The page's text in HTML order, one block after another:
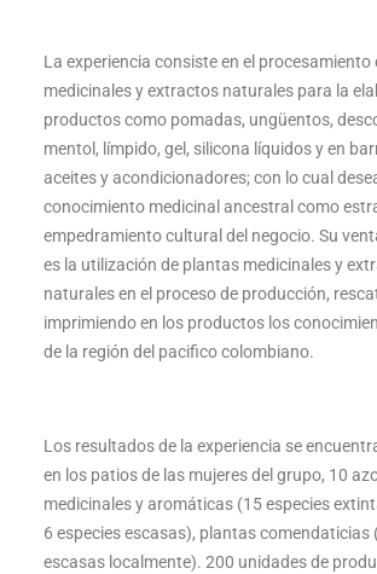
La experiencia consiste en el procesamiento
medicinales y extractos naturales para la
productos como pomadas, ungüentos,
mentol, límpido, gel, silicona líquidos y en
aceites y acondicionadores; con lo cual
conocimiento medicinal ancestral como
empedramiento cultural del negocio. Su
es la utilización de plantas medicinales y
naturales en el proceso de producción,
imprimiendo en los productos los
de la región del pacifico colombiano.
Los resultados de la experiencia se
en los patios de las mujeres del grupo, 10
medicinales y aromáticas (15 especies
6 especies escasas), plantas comendaticias
escasas localmente). 200 unidades de